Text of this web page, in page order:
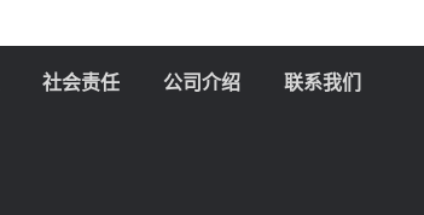
社会责任 公司介绍 联系我们